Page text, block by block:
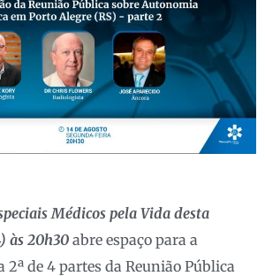
Médicos pela Vida desta
às 20h30 abre espaço para a
de 4 partes da Reunião Pública